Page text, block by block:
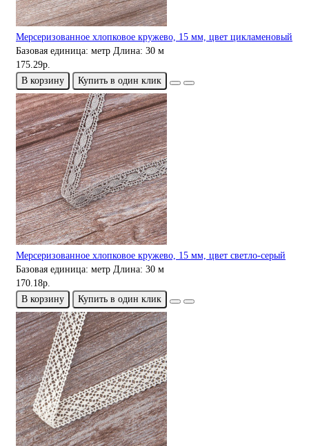
Мерсеризованное хлопковое кружево, 15 мм, цвет цикламеновый
Базовая единица: метр Длина: 30 м
175.29р.
В корзину
Купить в один клик
Мерсеризованное хлопковое кружево, 15 мм, цвет светло-серый
Базовая единица: метр Длина: 30 м
170.18р.
В корзину
Купить в один клик